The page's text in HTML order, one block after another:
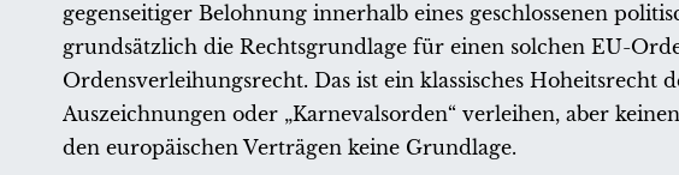
gegenseitiger Belohnung innerhalb eines geschlossenen
grundsätzlich die Rechtsgrundlage für einen solchen EU-
Ordensverleihungsrecht. Das ist ein klassisches Hoheitsrecht
Auszeichnungen oder „Karnevalsorden“ verleihen, aber
den europäischen Verträgen keine Grundlage.